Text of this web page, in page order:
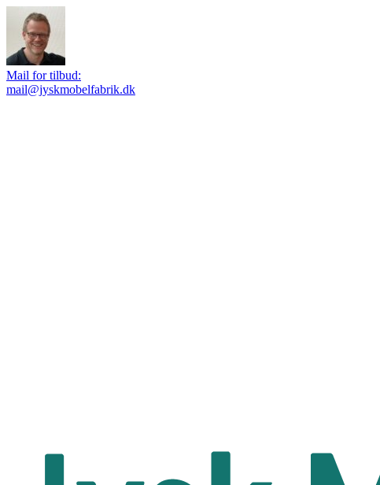
Mail for tilbud:
mail@jyskmobelfabrik.dk